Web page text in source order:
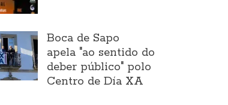
Boca de Sapo
apela "ao sentido do
deber público" polo
Centro de Día XA